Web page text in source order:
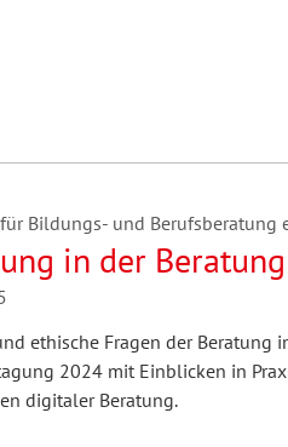
Bildungs- und Berufsberatung
in der
ethische Fragen der Beratung
2024 mit Einblicken in
digitaler Beratung.